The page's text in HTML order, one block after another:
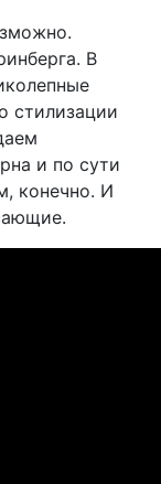
В
стилизации
и по сути
конечно. И